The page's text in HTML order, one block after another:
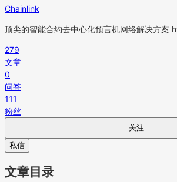
Chainlink
顶尖的智能合约去中心化预言机网络解决方案
279
文章
0
问答
111
粉丝
关注
私信
文章目录